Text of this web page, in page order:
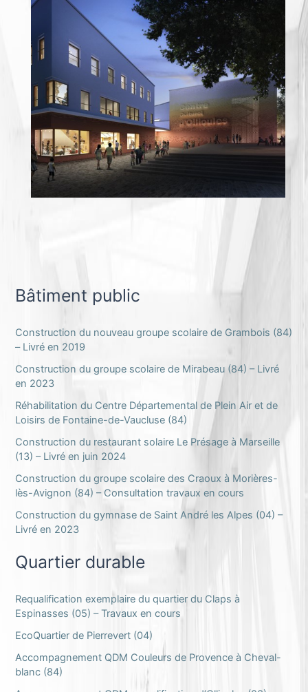
Bâtiment public
Construction du nouveau groupe scolaire de Grambois (84)
– Livré en 2019
Construction du groupe scolaire de Mirabeau (84) – Livré
en 2023
Réhabilitation du Centre Départemental de Plein Air et de
Loisirs de Fontaine-de-Vaucluse (84)
Construction du restaurant solaire Le Présage à Marseille
(13) – Livré en juin 2024
Construction du groupe scolaire des Craoux à Morières-
lès-Avignon (84) – Consultation travaux en cours
Construction du gymnase de Saint André les Alpes (04) –
Livré en 2023
Quartier durable
Requalification exemplaire du quartier du Claps à
Espinasses (05) – Travaux en cours
EcoQuartier de Pierrevert (04)
Accompagnement QDM Couleurs de Provence à Cheval-
blanc (84)